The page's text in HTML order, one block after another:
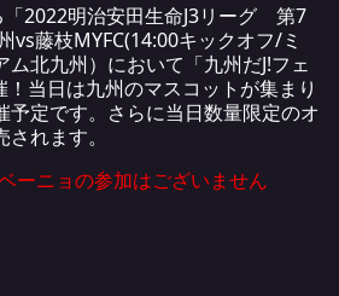
2022明治安田生命J3リーグ 第7
vs藤枝MYFC(14:00キックオフ/ミ
ム北九州）において「九州だJ!フェ
当日は九州のマスコットが集まり
予定です。さらに当日数量限定のオ
れます。
ーニョの参加はございません